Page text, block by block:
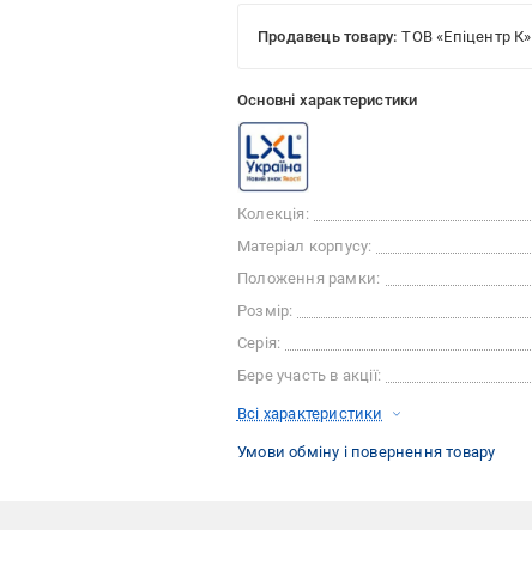
Продавець товару: ТОВ «Епіцентр К»
Основні характеристики
Колекція:
Матеріал корпусу:
Положення рамки:
Розмір:
Серія:
Бере участь в акції:
Всі характеристики
Умови обміну і повернення товару